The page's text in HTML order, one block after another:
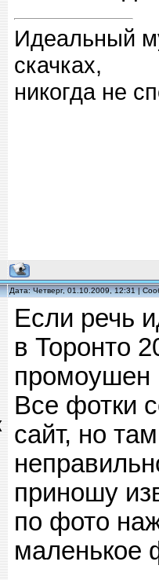
Идеальный
скачках,
никогда не
Дата: Четверг, 01.10.2009, 12:31 |
Если речь
в Торонто
промоушен
Все фотки
сайт, но
приношу
по фото
маленькое